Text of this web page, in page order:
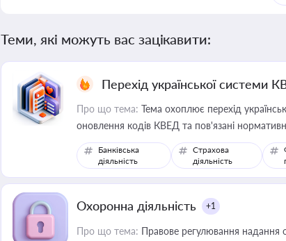
Теми, які можуть вас зацікавити:
Перехід української системи
Про що тема: Тема охоплює перехід
оновлення кодів КВЕД та пов'язані
Банківська
діяльність
Страхова
діяльність
Охоронна діяльність +1
Про що тема: Правове регулювання надання